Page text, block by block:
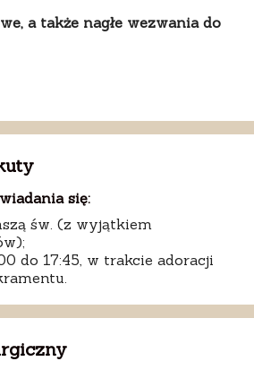
a także nagłe wezwania do
się:
św. (z wyjątkiem
do 17:45, w trakcie adoracji